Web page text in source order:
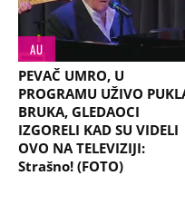
AU
PEVAČ UMRO, U
PROGRAMU UŽIVO
BRUKA, GLEDAOCI
IZGORELI KAD SU VIDELI
OVO NA TELEVIZIJI:
Strašno! (FOTO)